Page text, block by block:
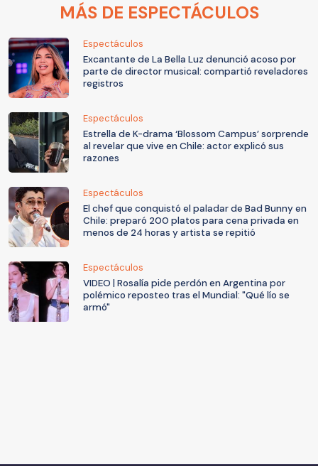
MÁS DE ESPECTÁCULOS
Espectáculos
Excantante de La Bella Luz denunció acoso por
parte de director musical: compartió reveladores
registros
Espectáculos
Estrella de K-drama ‘Blossom Campus’ sorprende
al revelar que vive en Chile: actor explicó sus
razones
Espectáculos
El chef que conquistó el paladar de Bad Bunny en
Chile: preparó 200 platos para cena privada en
menos de 24 horas y artista se repitió
Espectáculos
VIDEO | Rosalía pide perdón en Argentina por
polémico reposteo tras el Mundial: "Qué lío se
armó"